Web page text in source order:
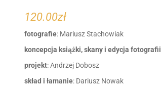
120.00zł
fotografie: Mariusz Stachowiak
koncepcja książki, skany i edycja fotografii
projekt: Andrzej Dobosz
skład i łamanie: Dariusz Nowak